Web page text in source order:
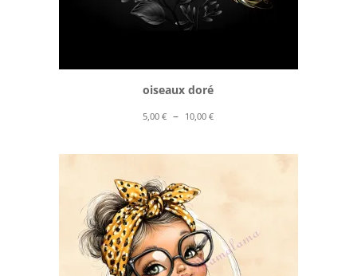
oiseaux doré
5,00€ – 10,00€Plage
prix :